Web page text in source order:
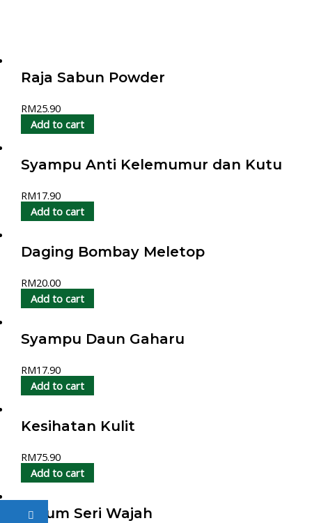
Raja Sabun Powder
RM25.90
Add to cart
Syampu Anti Kelemumur dan Kutu
RM17.90
Add to cart
Daging Bombay Meletop
RM20.00
Add to cart
Syampu Daun Gaharu
RM17.90
Add to cart
Kesihatan Kulit
RM75.90
Add to cart
Serum Seri Wajah